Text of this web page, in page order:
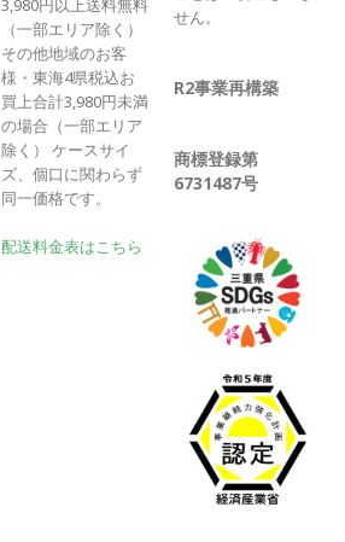
3,980円以上送料無料
（一部エリア除く）
その他地域のお客
様・東海4県税込お
買上合計3,980円未満
の場合（一部エリア
除く） ケースサイ
ズ、個口に関わらず
同一価格です。
配送料金表はこちら
せん。
R2事業再構築
商標登録第
6731487号